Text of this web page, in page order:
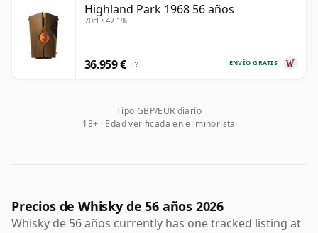
Una vez embotellado, el whisky deja de madurar, a
diferencia del vino que sí evoluciona en botella. Por
eso, un whisky de cincuenta y seis años queda fijado
Highland Park 1968 56 años
70cl • 47.1%
ENVÍO GRATIS
36.959 € ?
Tipo GBP/EUR diario
18+ · Edad verificada en el minorista
Precios de Whisky de 56 años 2026
Whisky de 56 años currently has one tracked listing at